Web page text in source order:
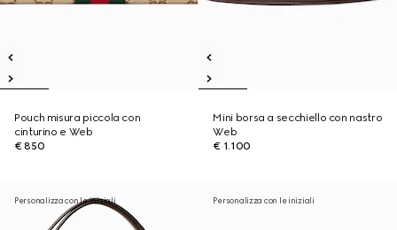
Pouch misura piccola con
cinturino e Web
€ 850
Mini borsa a secchiello con nastro
Web
€ 1.100
Personalizza con le iniziali Personalizza con le iniziali